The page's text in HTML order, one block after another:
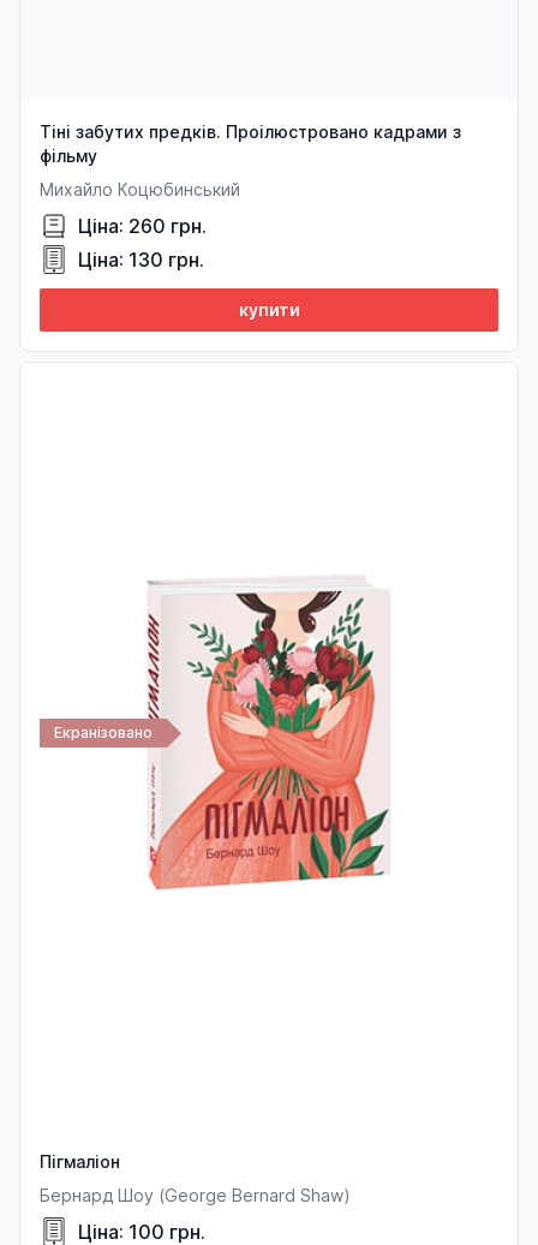
Тіні забутих предків. Проілюстровано кадрами з
фільму
Михайло Коцюбинський
Ціна: 260 грн.
Ціна: 130 грн.
купити
Екранізовано
Пігмаліон
Бернард Шоу (George Bernard Shaw)
Ціна: 100 грн.